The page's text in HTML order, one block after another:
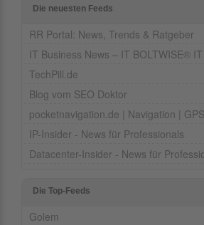
Die neuesten Feeds
RR Portal: News, Trends & Ratgeber
IT Business News – IT BOLTWISE®
TechPill.de
Blog vom SEO Doktor
pocketnavigation.de | Navigation |
IP-Insider - News für Professionals
Datacenter-Insider - News für
Die Top-Feeds
Golem